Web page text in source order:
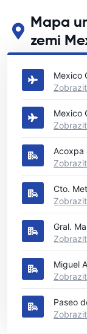
Mapa
zemi
Podívejte se na
Mexico
Mexico
Acoxpa
Cto.
Gral.
Miguel
Paseo